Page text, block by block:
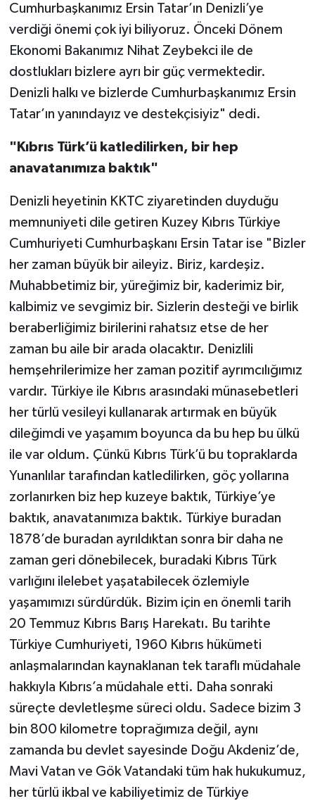
Cumhurbaşkanımız Ersin Tatar’ın Denizli’ye
verdiği önemi çok iyi biliyoruz. Önceki Dönem
Ekonomi Bakanımız Nihat Zeybekci ile de
dostlukları bizlere ayrı bir güç vermektedir.
Denizli halkı ve bizlerde Cumhurbaşkanımız Ersin
Tatar’ın yanındayız ve destekçisiyiz" dedi.
"Kıbrıs Türk’ü katledilirken, bir hep
anavatanımıza baktık"
Denizli heyetinin KKTC ziyaretinden duyduğu
memnuniyeti dile getiren Kuzey Kıbrıs Türkiye
Cumhuriyeti Cumhurbaşkanı Ersin Tatar ise "Bizler
her zaman büyük bir aileyiz. Biriz, kardeşiz.
Muhabbetimiz bir, yüreğimiz bir, kaderimiz bir,
kalbimiz ve sevgimiz bir. Sizlerin desteği ve birlik
beraberliğimiz birilerini rahatsız etse de her
zaman bu aile bir arada olacaktır. Denizlili
hemşehrilerimize her zaman pozitif ayrımcılığımız
vardır. Türkiye ile Kıbrıs arasındaki münasebetleri
her türlü vesileyi kullanarak artırmak en büyük
dileğimdi ve yaşamım boyunca da bu hep bu ülkü
ile var oldum. Çünkü Kıbrıs Türk’ü bu topraklarda
Yunanlılar tarafından katledilirken, göç yollarına
zorlanırken biz hep kuzeye baktık, Türkiye’ye
baktık, anavatanımıza baktık. Türkiye buradan
1878’de buradan ayrıldıktan sonra bir daha ne
zaman geri dönebilecek, buradaki Kıbrıs Türk
varlığını ilelebet yaşatabilecek özlemiyle
yaşamımızı sürdürdük. Bizim için en önemli tarih
20 Temmuz Kıbrıs Barış Harekatı. Bu tarihte
Türkiye Cumhuriyeti, 1960 Kıbrıs hükümeti
anlaşmalarından kaynaklanan tek taraflı müdahale
hakkıyla Kıbrıs’a müdahale etti. Daha sonraki
süreçte devletleşme süreci oldu. Sadece bizim 3
bin 800 kilometre toprağımıza değil, aynı
zamanda bu devlet sayesinde Doğu Akdeniz’de,
Mavi Vatan ve Gök Vatandaki tüm hak hukukumuz,
her türlü ikbal ve kabiliyetimiz de Türkiye